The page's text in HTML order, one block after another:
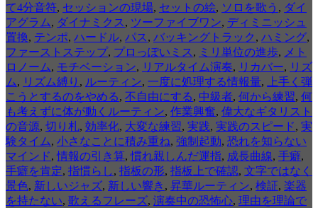
て4分音符, セッションの現場, セットの絵, ソロを歌う , ダイ
アグラム, ダイナミクス , ツーファイブワン, ディミニッシュ
置換, テンポ, ハードル, パス , バッキングトラック , ハミング,
ファーストステップ, プロっぽいミス , ミリ単位の進歩, メト
ロノーム, モチベーション, リアルタイム演奏, リカバー, リズ
ム, リズム縛り , ルーティン, 一度に処理する情報量,
上手く弾
こうとするのをやめる, 不自由にする, 中級者, 何から練習, 何
も考えずに体が動くルーティン, 作業興奮, 偉大なギタリスト
の音源, 切り札, 効率化, 大変な練習, 実践, 実践のスピード, 実
験タイム, 小さなことに積み重ね, 強制起動, 恐れを知らない
マインド,情報の引き算,慣れ親しんだ運指, 成長曲線, 手癖,
手癖を肯定, 指慣らし, 指板の形, 指板上で確認, 文字ではなく
景色, 新しいジャズ, 新しい響き , 昇華ルーティン, 検証, 楽器
を持たない, 歌えるフレーズ, 演奏中の恐怖心, 理由を理論で